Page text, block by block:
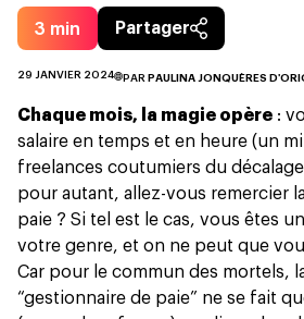
3 min Partager
29 JANVIER 2024 PAR PAULINA JONQUÈRES
Chaque mois, la magie opère :
salaire en temps et en heure (un
freelances coutumiers du
pour autant, allez-vous remercier
paie ? Si tel est le cas, vous êtes
votre genre, et on ne peut que
Car pour le commun des mortels,
“gestionnaire de paie” ne se fait